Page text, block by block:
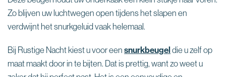
Zo blijven uw luchtwegen open tijdens het slapen en
verdwijnt het snurkgeluid vaak helemaal.
Bij Rustige Nacht kiest u voor eensnurkbeugel die u zelf op
maat maakt door in te bijten. Dat is prettig, want zo weet u